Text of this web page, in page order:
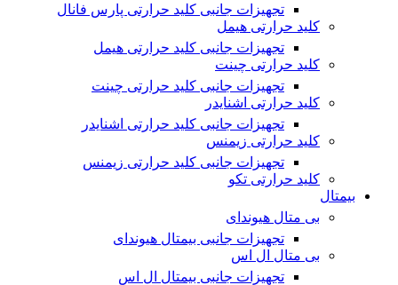
تجهیزات جانبی کلید حرارتی پارس فانال
کلید حرارتی هیمل
تجهیزات جانبی کلید حرارتی هیمل
کلید حرارتی چینت
تجهیزات جانبی کلید حرارتی چینت
کلید حرارتی اشنایدر
تجهیزات جانبی کلید حرارتی اشنایدر
کلید حرارتی زیمنس
تجهیزات جانبی کلید حرارتی زیمنس
کلید حرارتی تکو
بیمتال
بی متال هیوندای
تجهیزات جانبی بیمتال هیوندای
بی متال ال اس
تجهیزات جانبی بیمتال ال اس